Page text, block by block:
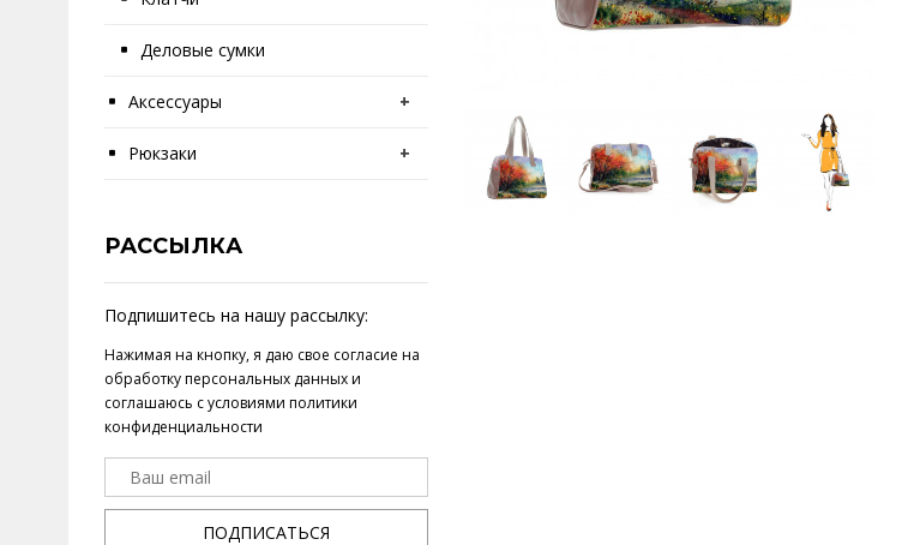
Деловые сумки
Аксессуары +
Рюкзаки +
РАССЫЛКА
Подпишитесь на нашу рассылку:
Нажимая на кнопку, я даю свое согласие на
обработку персональных данныхи
соглашаюсь с условиями политики
конфиденциальности
ПОДПИСАТЬСЯ